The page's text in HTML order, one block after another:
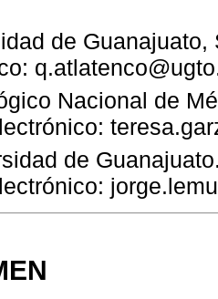
de
Nacional de
de